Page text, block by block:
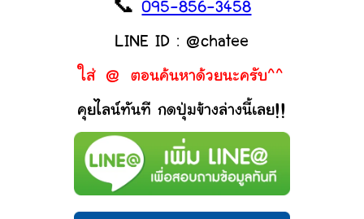
📞095-856-3458
LINE ID : @chatee
ใส่ @ ตอนค้นหาด้วยนะครับ^^
คุยไลน์ทันที กดปุ่มข้างล่างนี้เลย!!